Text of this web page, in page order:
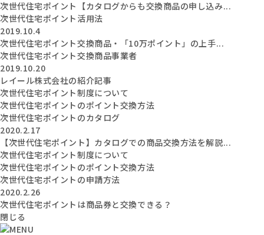
次世代住宅ポイント【カタログからも交換商品の申し込み...
次世代住宅ポイント活用法
2019.10.4
次世代住宅ポイント交換商品・「10万ポイント」の上手...
次世代住宅ポイント交換商品事業者
2019.10.20
レイール株式会社の紹介記事
次世代住宅ポイント制度について
次世代住宅ポイントのポイント交換方法
次世代住宅ポイントのカタログ
2020.2.17
【次世代住宅ポイント】カタログでの商品交換方法を解説...
次世代住宅ポイント制度について
次世代住宅ポイントのポイント交換方法
次世代住宅ポイントの申請方法
2020.2.26
次世代住宅ポイントは商品券と交換できる？
閉じる